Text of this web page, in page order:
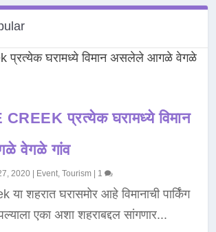
प्रत्येक घरामध्ये विमान
वेगळे गांव
2020 Event,Tourism 1
शहरात घरासमोर आहे विमानाची पार्किंग
एका अशा शहराबद्दल सांगणार...